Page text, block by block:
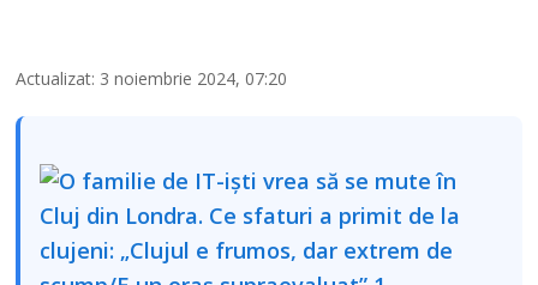
Actualizat: 3 noiembrie 2024, 07:20